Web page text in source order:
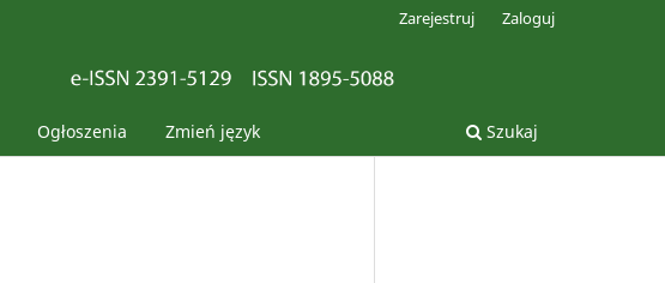
Ogłoszenia Zmień język Szukaj
Zarejestruj Zaloguj